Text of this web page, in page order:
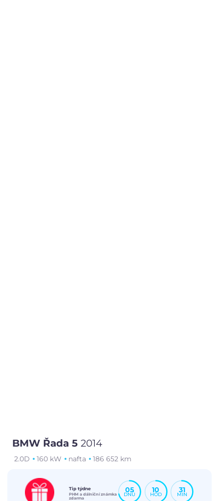
BMW Řada 52014
2.0D 160 kW nafta 186 652 km
Tip týdne
PHM a dálniční známka
zdarma
05
DNŮ
10
HOD
31
MIN